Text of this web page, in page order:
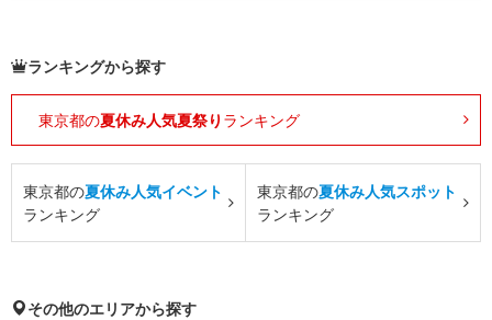
ランキングから探す
東京都の夏休み人気夏祭り ランキング
東京都の夏休み人気イベント
ランキング
東京都の夏休み人気スポット
ランキング
その他のエリアから探す